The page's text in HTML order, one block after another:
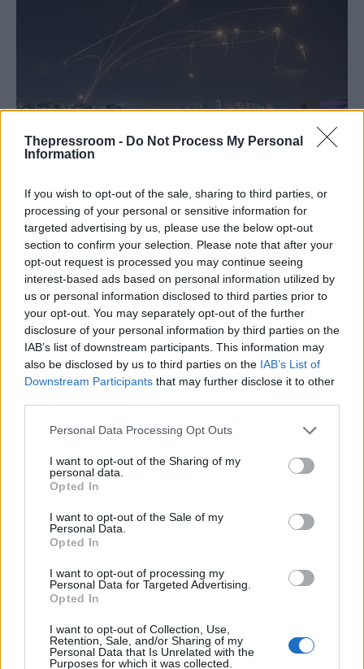
Thepressroom - Do Not Process My Personal
Information
If you wish to opt-out of the sale, sharing to third parties, or
processing of your personal or sensitive information for
targeted advertising by us, please use the below opt-out
section to confirm your selection. Please note that after your
opt-out request is processed you may continue seeing
interest-based ads based on personal information utilized by
us or personal information disclosed to third parties prior to
your opt-out. You may separately opt-out of the further
disclosure of your personal information by third parties on the
IAB’s list of downstream participants. This information may
also be disclosed by us to third parties on the IAB’s List of
Downstream Participants that may further disclose it to other
Please note that this website/app uses one or more Google
not limited to your visit or usage behaviour. You may click to
grant or deny consent to Google and its third-party tags to
use your data for below specified purposes in below Google
consent section.
Personal Data Processing Opt Outs
I want to opt-out of the Sharing of my
personal data.
Opted In
I want to opt-out of the Sale of my
Personal Data.
Opted In
I want to opt-out of processing my
Personal Data for Targeted Advertising.
Opted In
I want to opt-out of Collection, Use,
Retention, Sale, and/or Sharing of my
Personal Data that Is Unrelated with the
Purposes for which it was collected.
ΔΙΕΘΝΗ
Οι πύραυλοι του Ιράν, η σοβαρότερη
δοκιμασία για την αντιαεροπορική άμυνα
του Ισραήλ
Κατά πόσον οι δυνατότητες και τα
αποθέματα πυρομαχικών επαρκούν
μακροπρόθεσμα;
11/03/2026 - 12:21
άμυνα στα κατεχόμενα της Κύπρου με το
σύστημα Şahın